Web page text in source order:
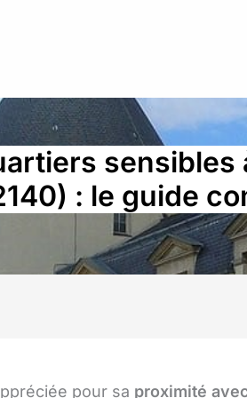
sensibles
: le guide
pour sa proximité